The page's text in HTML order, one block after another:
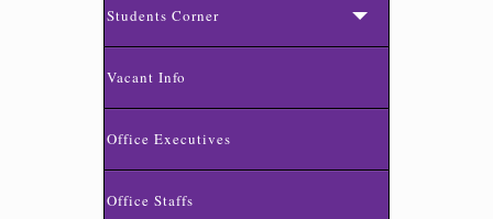
Students Corner
Vacant Info
Office Executives
Office Staffs